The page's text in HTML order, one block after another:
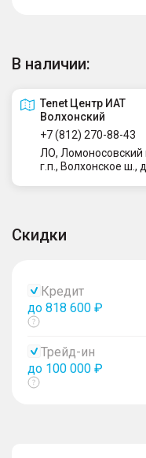
В наличии:
Tenet Центр ИАТ
Волхонский
+7 (812) 270-88-43
ЛО, Ломоносовский
г.п., Волхонское ш.,
Скидки
Кредит
до 818 600 ₽
Показать
Трейд-ин
до 100 000 ₽
Показать